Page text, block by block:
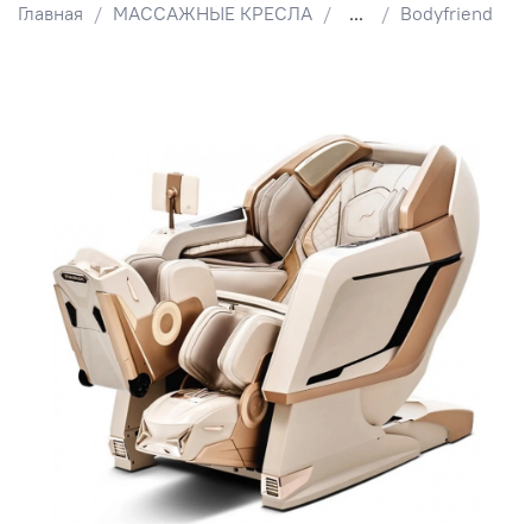
Главная МАССАЖНЫЕ КРЕСЛА ... Bodyfriend